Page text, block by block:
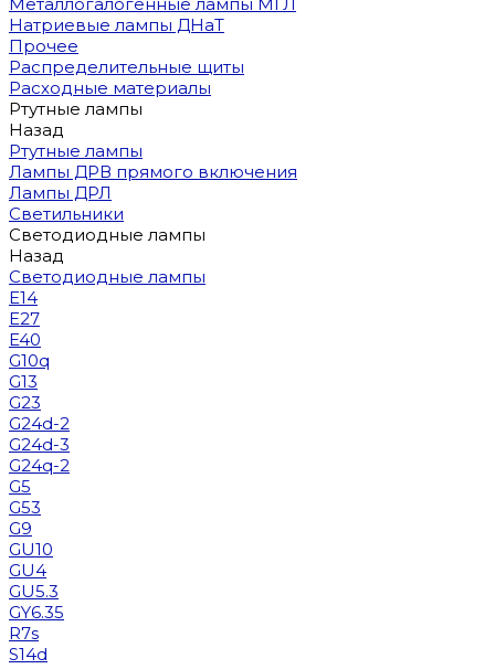
Натриевые лампы ДНаТ
Прочее
Распределительные щиты
Расходные материалы
Ртутные лампы
Назад
Ртутные лампы
Лампы ДРВ прямого включения
Лампы ДРЛ
Светильники
Светодиодные лампы
Назад
Светодиодные лампы
E14
E27
E40
G10q
G13
G23
G24d-2
G24d-3
G24q-2
G5
G53
G9
GU10
GU4
GU5.3
GY6.35
R7s
S14d